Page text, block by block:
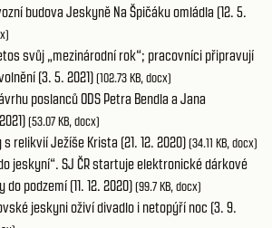
budova Jeskyně Na Špičáku omládla (12. 5.
svůj „mezinárodní rok“; pracovníci připravují
(3. 5. 2021)(102.73 KB, docx)
poslanců ODS Petra Bendla a Jana
(53.07 KB, docx)
relikvií Ježíše Krista (21. 12. 2020)(34.11 KB, docx)
jeskyní“. SJ ČR startuje elektronické dárkové
podzemí (11. 12. 2020)(99.7 KB, docx)
jeskyni oživí divadlo i netopýří noc (3. 9.